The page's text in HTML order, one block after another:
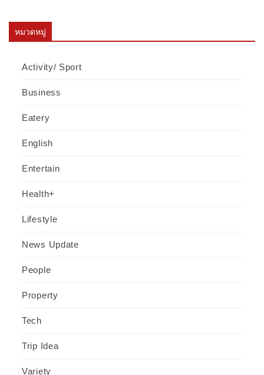
หมวดหมู่
Activity/ Sport
Business
Eatery
English
Entertain
Health+
Lifestyle
News Update
People
Property
Tech
Trip Idea
Variety